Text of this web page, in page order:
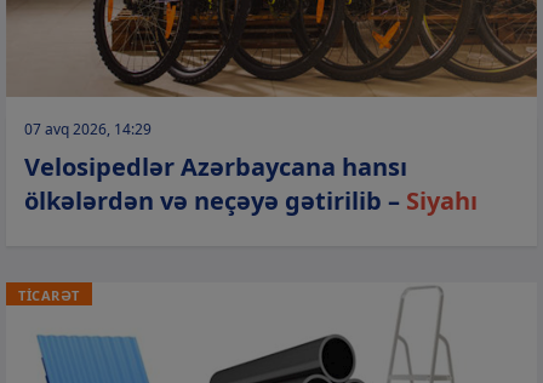
07 avq 2026, 14:29
Velosipedlər Azərbaycana hansı
ölkələrdən və neçəyə gətirilib – Siyahı
TİCARƏT